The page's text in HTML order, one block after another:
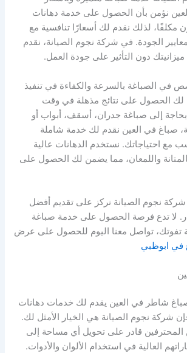
نؤمن بأن الحصول على خدمة دهانات
مكلفًا، لذلك نقدم لك أسعارًا تنافسية مع
الجودة. في شركة نجوم الصيانة، نقدم
دون التأثير على جودة العمل.
في الصباغة بالسرعة والكفاءة في تنفيذ
لك الحصول على نتائج مذهلة في وقت
إلى صباغة جدران، أسقف، أبواب أو
صباغ في العين نقدم لك خدمة شاملة
مع احتياجاتك. نستخدم الدهانات عالية
واللمعان، مما يضمن لك الحصول على
نجوم الصيانة نركز على تقديم أفضل
لا تدع فرصة الحصول على خدمة صباغة
تفوتك، تواصل معنا اليوم للحصول على عرض
في ابوظبي
شاطر في العين يقدم لك خدمات دهانات
شركة نجوم الصيانة هي الخيار الأمثل لك.
المحترفين قادر على تحويل أي مساحة إلى
العالية في استخدام الألوان والأدوات.